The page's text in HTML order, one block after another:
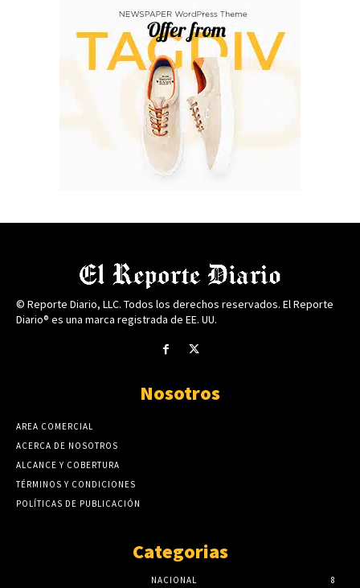
© Reporte Diario, LLC. Todos los derechos reservados. El Reporte
Diario® es una marca registrada de EE. UU.
Nosotros
AREA COMERCIAL
ACERCA DE NOSOTROS
ALCANCE Y COBERTURA
TÉRMINOS Y CONDICIONES
POLÍTICAS DE PUBLICACIÓN
Categorias
NACIONAL 8